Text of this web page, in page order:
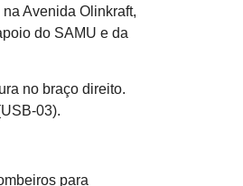
Avenida Olinkraft,
do SAMU e da
no braço direito.
03).
para